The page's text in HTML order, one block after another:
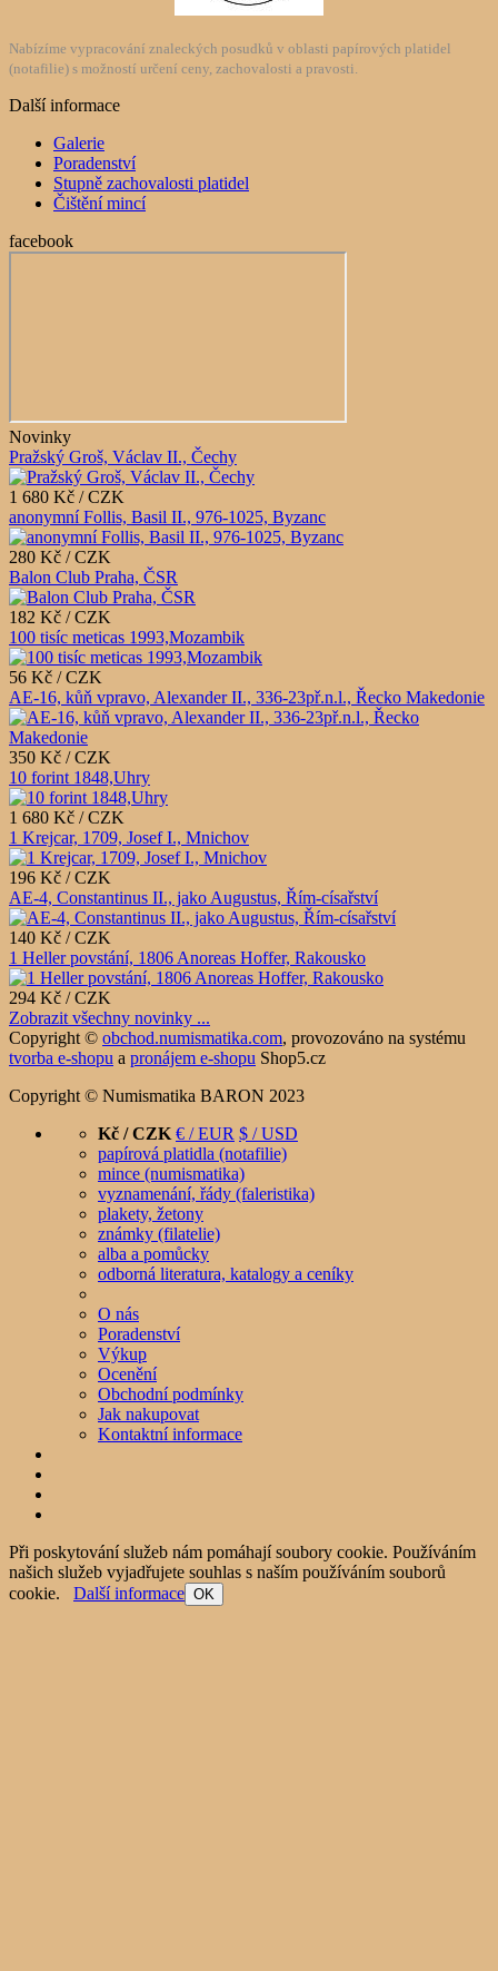
Nabízíme vypracování znaleckých posudků v oblasti papírových platidel
(notafilie) s možností určení ceny, zachovalosti a pravosti.
Další informace
Galerie
Poradenství
Stupně zachovalosti platidel
Čištění mincí
facebook
Novinky
Pražský Groš, Václav II., Čechy
1 680 Kč / CZK
anonymní Follis, Basil II., 976-1025, Byzanc
280 Kč / CZK
Balon Club Praha, ČSR
182 Kč / CZK
100 tisíc meticas 1993,Mozambik
56 Kč / CZK
AE-16, kůň vpravo, Alexander II., 336-23př.n.l., Řecko Makedonie
350 Kč / CZK
10 forint 1848,Uhry
1 680 Kč / CZK
1 Krejcar, 1709, Josef I., Mnichov
196 Kč / CZK
AE-4, Constantinus II., jako Augustus, Řím-císařství
140 Kč / CZK
1 Heller povstání, 1806 Anoreas Hoffer, Rakousko
294 Kč / CZK
Zobrazit všechny novinky ...
Copyright © obchod.numismatika.com, provozováno na systému
tvorba e-shopu a pronájem e-shopu Shop5.cz
Copyright © Numismatika BARON 2023
Kč / CZK € / EUR $ / USD
papírová platidla (notafilie)
mince (numismatika)
vyznamenání, řády (faleristika)
plakety, žetony
známky (filatelie)
alba a pomůcky
odborná literatura, katalogy a ceníky
O nás
Poradenství
Výkup
Ocenění
Obchodní podmínky
Jak nakupovat
Kontaktní informace
Při poskytování služeb nám pomáhají soubory cookie. Používáním
našich služeb vyjadřujete souhlas s naším používáním souborů
cookie. Další informace